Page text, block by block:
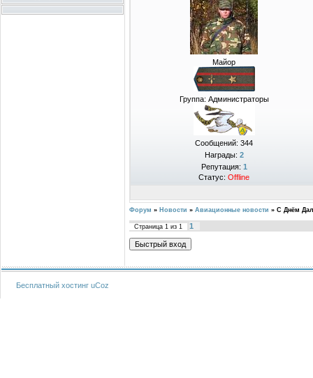
Майор
Группа: Администраторы
Сообщений: 344
Награды: 2
Репутация: 1
Статус: Offline
Форум » Новости » Авиационные новости » С Днём
Страница 1 из 1 1
Бесплатный хостинг uCoz